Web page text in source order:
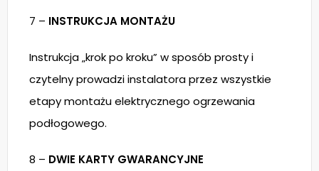
7 – INSTRUKCJA MONTAŻU
Instrukcja „krok po kroku” w sposób prosty i
czytelny prowadzi instalatora przez wszystkie
etapy montażu elektrycznego ogrzewania
podłogowego.
8 – DWIE KARTY GWARANCYJNE